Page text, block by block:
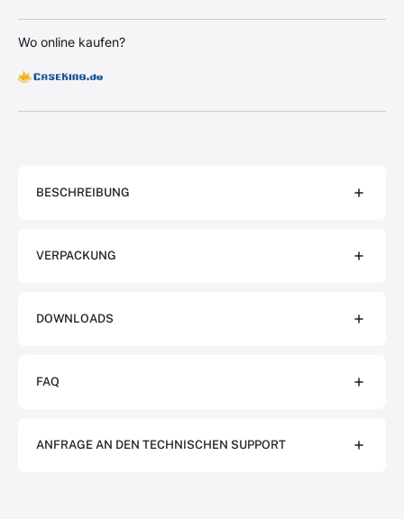
Wo online kaufen?
BESCHREIBUNG
VERPACKUNG
DOWNLOADS
FAQ
ANFRAGE AN DEN TECHNISCHEN SUPPORT